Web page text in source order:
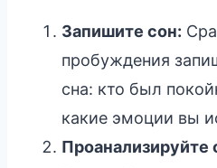
Запишите сон:
пробуждения
сна: кто был
какие эмоции вы
Проанализируйте